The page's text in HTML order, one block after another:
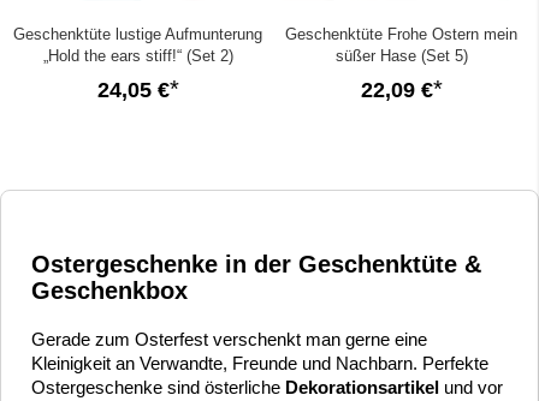
Geschenktüte lustige Aufmunterung
„Hold the ears stiff!“ (Set 2)
24,05 €
Geschenktüte Frohe Ostern mein
süßer Hase (Set 5)
22,09 €
Ostergeschenke in der Geschenktüte &
Geschenkbox
Gerade zum Osterfest verschenkt man gerne eine
Kleinigkeit an Verwandte, Freunde und Nachbarn. Perfekte
Ostergeschenke sind österliche Dekorationsartikel und vor